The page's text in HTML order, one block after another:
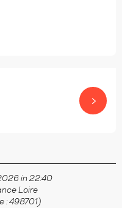
in 22:40
Loire
:498701)